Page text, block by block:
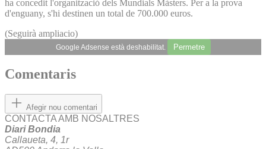
ha concedit l'organització dels Mundials Màsters. Per a la prova
d'enguany, s'hi destinen un total de 700.000 euros.
(Seguirà ampliacio)
Google Adsense està deshabilitat. Permetre
Comentaris
Afegir nou comentari
CONTACTA AMB NOSALTRES
Diari Bondia
Callaueta, 4, 1r